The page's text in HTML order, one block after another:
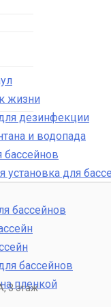
жизни
дезинфекции
и водопада
бассейнов
установка для
бассейнов
бассейнов
пленкой
3 этаж